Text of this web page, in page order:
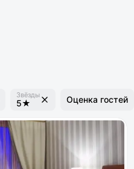
Звёзды
5★ Оценка гостей